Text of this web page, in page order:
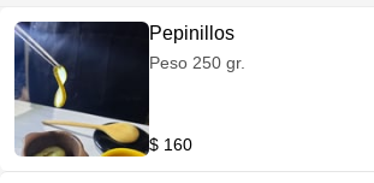
Pepinillos
Peso 250 gr.
$ 160